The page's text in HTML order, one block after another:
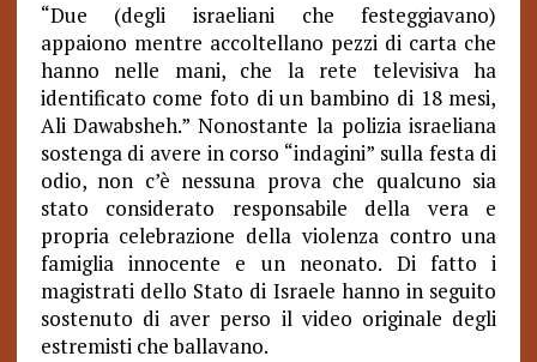
“Due (degli israeliani che festeggiavano)
appaiono mentre accoltellano pezzi di carta che
hanno nelle mani, che la rete televisiva ha
identificato come foto di un bambino di 18 mesi,
Ali Dawabsheh.” Nonostante la polizia israeliana
sostenga di avere in corso “indagini” sulla festa di
odio, non c’è nessuna prova che qualcuno sia
stato considerato responsabile della vera e
propria celebrazione della violenza contro una
famiglia innocente e un neonato. Di fatto i
magistrati dello Stato di Israele hanno in seguito
sostenuto di aver perso il video originale degli
estremisti che ballavano.